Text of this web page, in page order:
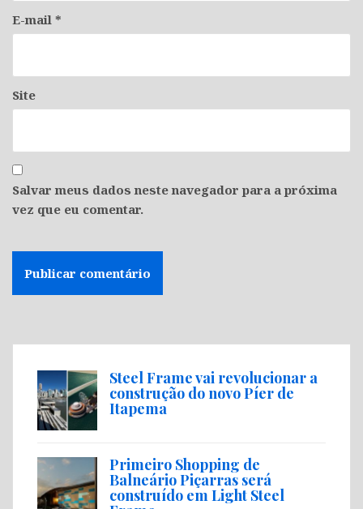
E-mail *
Site
Salvar meus dados neste navegador para a próxima
vez que eu comentar.
Steel Frame vai revolucionar a
construção do novo Píer de
Itapema
Primeiro Shopping de
Balneário Piçarras será
construído em Light Steel